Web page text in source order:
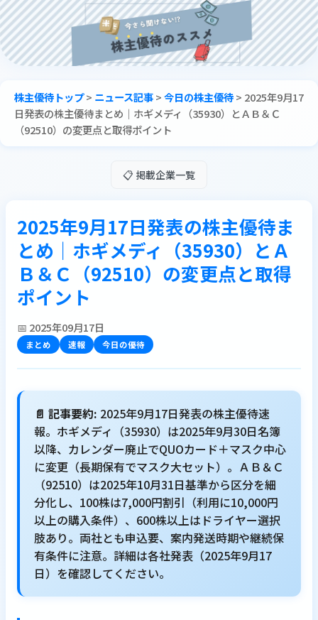
株主優待トップ> ニュース記事>今日の株主優待> 2025年9月17
日発表の株主優待まとめ｜ホギメディ（35930）とＡＢ＆Ｃ
（92510）の変更点と取得ポイント
📋 掲載企業一覧
2025年9月17日発表の株主優待ま
とめ｜ホギメディ（35930）とＡ
Ｂ＆Ｃ（92510）の変更点と取得
ポイント
📅 2025年09月17日
まとめ 速報 今日の優待
📄 記事要約: 2025年9月17日発表の株主優待速
報。ホギメディ（35930）は2025年9月30日名簿
以降、カレンダー廃止でQUOカード＋マスク中心
に変更（長期保有でマスク大セット）。ＡＢ＆Ｃ
（92510）は2025年10月31日基準から区分を細
分化し、100株は7,000円割引（利用に10,000円
以上の購入条件）、600株以上はドライヤー選択
肢あり。両社とも申込要、案内発送時期や継続保
有条件に注意。詳細は各社発表（2025年9月17
日）を確認してください。